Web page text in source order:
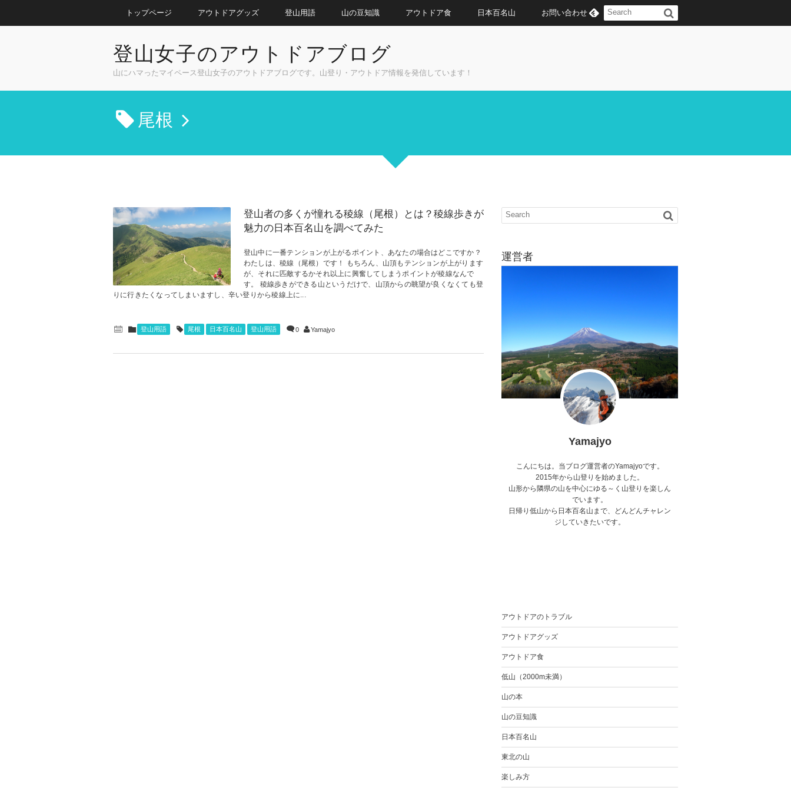
トップページ アウトドアグッズ 登山用語 山の豆知識 アウトドア食 日本百名山 お問い合わせ
登山女子のアウトドアブログ
山にハマったマイペース登山女子のアウトドアブログです。山登り・アウトドア情報を発信しています！
尾根
登山者の多くが憧れる稜線（尾根）とは？稜線歩きが
魅力の日本百名山を調べてみた
登山中に一番テンションが上がるポイント、あなたの場合はどこですか？
わたしは、稜線（尾根）です！ もちろん、山頂もテンションが上がります
が、それに匹敵するかそれ以上に興奮してしまうポイントが稜線なんで
す。 稜線歩きができる山というだけで、山頂からの眺望が良くなくても登
りに行きたくなってしまいますし、辛い登りから稜線上に...
登山用語 尾根 日本百名山 登山用語 0 Yamajyo
運営者
Yamajyo
こんにちは。当ブログ運営者のYamajyoです。
2015年から山登りを始めました。
山形から隣県の山を中心にゆる～く山登りを楽しん
でいます。
日帰り低山から日本百名山まで、どんどんチャレン
ジしていきたいです。
アウトドアのトラブル
アウトドアグッズ
アウトドア食
低山（2000m未満）
山の本
山の豆知識
日本百名山
東北の山
楽しみ方